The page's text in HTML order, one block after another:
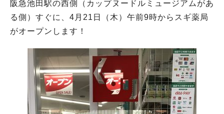
阪急池田駅の西側（カップヌードルミュージアムがあ
る側）すぐに、4月21日（木）午前9時からスギ薬局
がオープンします！